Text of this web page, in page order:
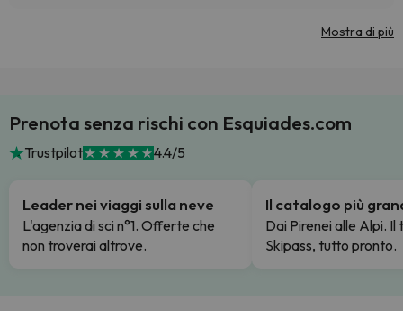
Mostra di più
Prenota senza rischi con Esquiades.com
Trustpilot 4.4/5
Leader nei viaggi sulla neve
L'agenzia di sci n°1. Offerte che
non troverai altrove.
Il catalogo più
Dai Pirenei alle Alpi. Il
Skipass, tutto pronto.